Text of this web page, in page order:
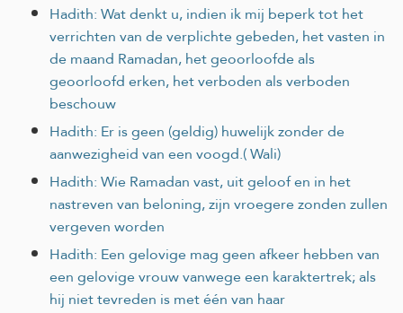
Hadith: Wat denkt u, indien ik mij beperk tot het
verrichten van de verplichte gebeden, het vasten in
de maand Ramadan, het geoorloofde als
geoorloofd erken, het verboden als verboden
beschouw
Hadith: Er is geen (geldig) huwelijk zonder de
aanwezigheid van een voogd.( Wali)
Hadith: Wie Ramadan vast, uit geloof en in het
nastreven van beloning, zijn vroegere zonden zullen
vergeven worden
Hadith: Een gelovige mag geen afkeer hebben van
een gelovige vrouw vanwege een karaktertrek; als
hij niet tevreden is met één van haar